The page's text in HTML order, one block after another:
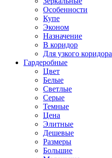
Особенности
Купе
Эконом
Назначение
В коридор
Для узкого коридора
Гардеробные
Цвет
Белые
Светлые
Серые
Темные
Цена
Элитные
Дешевые
Размеры
Большие